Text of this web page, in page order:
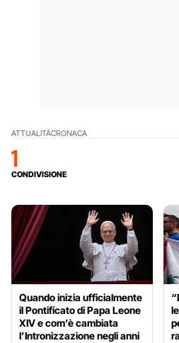
ATTUALITÀCRONACA
1
CONDIVISIONE
Quando inizia ufficialmente
il Pontificato di Papa Leone
XIV e com’è cambiata
l’Intronizzazione negli anni